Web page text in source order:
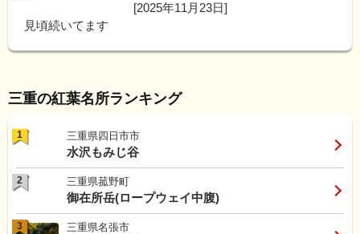
[2025年11月23日]
見頃続いてます
三重の紅葉名所ランキング
1 三重県四日市市
水沢もみじ谷
2 三重県菰野町
御在所岳(ロープウェイ中腹)
3 三重県名張市